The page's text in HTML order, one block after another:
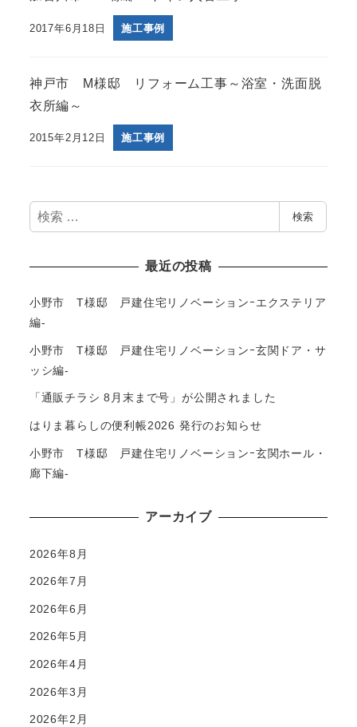
2017年6月18日 施工事例
神戸市 M様邸 リフォーム工事～浴室・洗面脱
衣所編～
2015年2月12日 施工事例
検
索
検索
最近の投稿
小野市 T様邸 戸建住宅リノベーションｰエクステリア
編-
小野市 T様邸 戸建住宅リノベーションｰ玄関ドア・サ
ッシ編-
「通販チラシ 8月末まで号」が公開されました
はりま暮らしの便利帳2026 発行のお知らせ
小野市 T様邸 戸建住宅リノベーションｰ玄関ホール・
廊下編-
アーカイブ
2026年8月
2026年7月
2026年6月
2026年5月
2026年4月
2026年3月
2026年2月